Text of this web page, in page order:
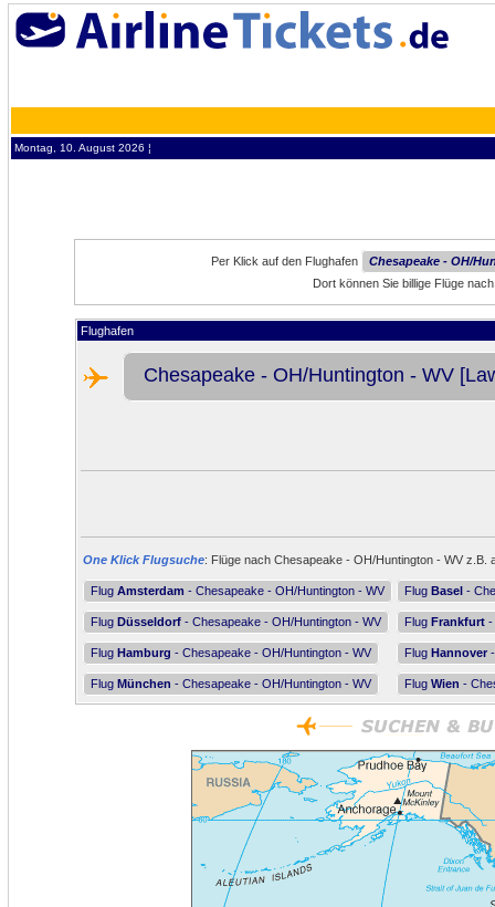
Montag, 10. August 2026 ¦
Per Klick auf den Flughafen
Chesapeake - OH/
Dort können Sie billige Flüge
Flughafen
Chesapeake - OH/Huntington - WV
One Klick Flugsuche: Flüge nach Chesapeake - OH/Huntington - WV z.B.
Flug Amsterdam - Chesapeake - OH/Huntington - WV Flug Basel -
Flug Düsseldorf - Chesapeake - OH/Huntington - WV Flug Frankfurt -
Flug Hamburg - Chesapeake - OH/Huntington - WV Flug Hannover
Flug München - Chesapeake - OH/Huntington - WV Flug Wien -